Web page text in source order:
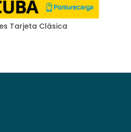
Tarjeta Clásica